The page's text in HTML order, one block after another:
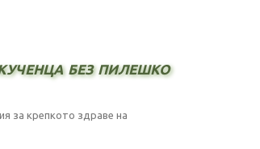
без пилешко
за крепкото здраве на